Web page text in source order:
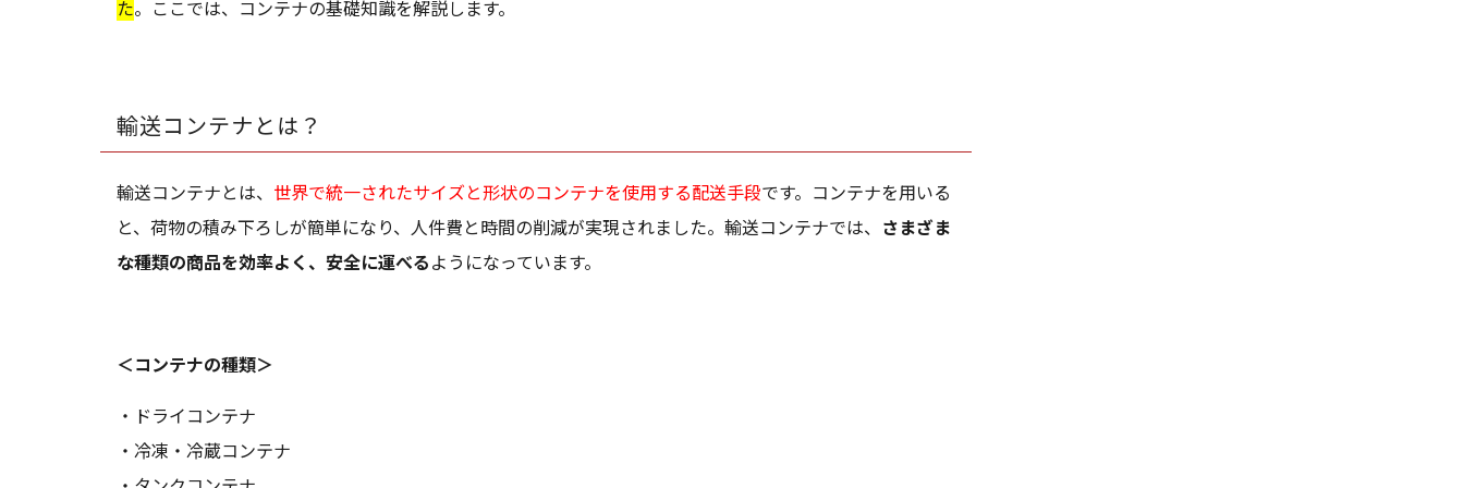
た。ここでは、コンテナの基礎知識を解説します。
輸送コンテナとは？
輸送コンテナとは、 世界で統一されたサイズと形状のコンテナを使用する配送手段です。コンテナを用いる
と、荷物の積み下ろしが簡単になり、人件費と時間の削減が実現されました。輸送コンテナでは、 さまざま
な種類の商品を効率よく、安全に運べるようになっています。
＜コンテナの種類＞
・ドライコンテナ
・冷凍・冷蔵コンテナ